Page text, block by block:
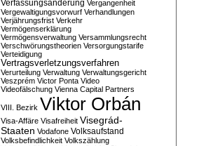
Verfassungsänderung Vergangenheit
Vergewaltigungsvorwurf Verhandlungen
Verjährungsfrist Verkehr
Vermögenserklärung
Vermögensverwaltung Versammlungsrecht
Verschwörungstheorien Versorgungstarife
Verteidigung
Vertragsverletzungsverfahren
Verurteilung Verwaltung Verwaltungsgericht
Veszprém Victor Ponta Video
Videofälschung Vienna Capital Partners
VIII. Bezirk Viktor Orbán
Visa-Affäre Visafreiheit Visegrád-
Staaten Vodafone Volksaufstand
Volksbefindlichkeit Volkszählung